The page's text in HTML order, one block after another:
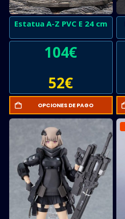
Estatua A-Z PVC E 24 cm
104€
52€
OPCIONES DE PAGO